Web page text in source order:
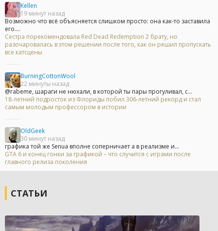
Kellen
19 минут назад
Возможно что всё объясняется слишком просто: она как-то заставила
его....
Сестра порекомендовала Red Dead Redemption 2 брату, но
разочаровалась в этом решении после того, как он решил пропускать
все катсцены
BurningCottonWool
22 минуты назад
@rabeme, шараги не нюхали, в которой ты пары прогуливал, с...
18-летний подросток из Флориды побил 306-летний рекорд и стал
самым молодым профессором в истории
OldGeek
30 минут назад
графика той же Senua вполне соперничает а в реализме и...
GTA 6 и конец гонки за графикой – что случится с играми после
главного релиза поколения
СТАТЬИ